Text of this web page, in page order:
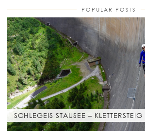
POPULAR POSTS
SCHLEGEIS STAUSEE –